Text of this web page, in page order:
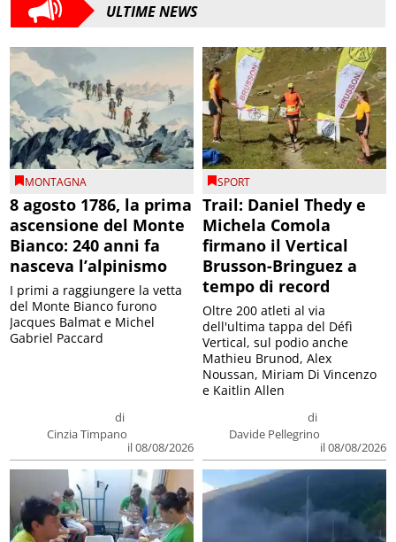
ULTIME NEWS
MONTAGNA
8 agosto 1786, la prima
ascensione del Monte
Bianco: 240 anni fa
nasceva l’alpinismo
di
Cinzia Timpano
il 08/08/2026
I primi a raggiungere la vetta
del Monte Bianco furono
Jacques Balmat e Michel
Gabriel Paccard
SPORT
Trail: Daniel Thedy e
Michela Comola
firmano il Vertical
Brusson-Bringuez a
tempo di record
di
Davide Pellegrino
il 08/08/2026
Oltre 200 atleti al via
dell'ultima tappa del Défì
Vertical, sul podio anche
Mathieu Brunod, Alex
Noussan, Miriam Di Vincenzo
e Kaitlin Allen